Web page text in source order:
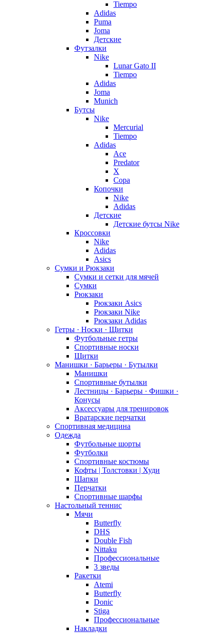
Tiempo
Adidas
Puma
Joma
Детские
Футзалки
Nike
Lunar Gato II
Tiempo
Adidas
Joma
Munich
Бутсы
Nike
Mercurial
Tiempo
Adidas
Ace
Predator
X
Copa
Копочки
Nike
Adidas
Детские
Детские бутсы Nike
Кроссовки
Nike
Adidas
Asics
Сумки и Рюкзаки
Сумки и сетки для мячей
Сумки
Рюкзаки
Рюкзаки Asics
Рюкзаки Nike
Рюкзаки Adidas
Гетры · Носки · Щитки
Футбольные гетры
Спортивные носки
Щитки
Манишки · Барьеры · Бутылки
Манишки
Спортивные бутылки
Лестницы · Барьеры · Фишки ·
Конусы
Аксессуары для тренировок
Вратарские перчатки
Спортивная медицина
Одежда
Футбольные шорты
Футболки
Спортивные костюмы
Кофты | Толстовки | Худи
Шапки
Перчатки
Спортивные шарфы
Настольный теннис
Мячи
Butterfly
DHS
Double Fish
Nittaku
Профессиональные
3 зведы
Ракетки
Atemi
Butterfly
Donic
Stiga
Профессиональные
Накладки